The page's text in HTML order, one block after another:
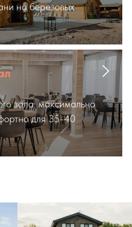
на березовых
зала: максимально
для 35-40